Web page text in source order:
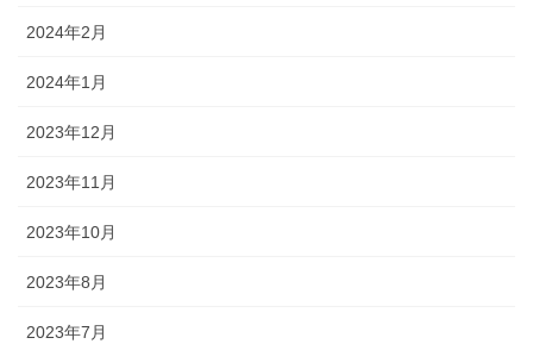
2024年2月
2024年1月
2023年12月
2023年11月
2023年10月
2023年8月
2023年7月